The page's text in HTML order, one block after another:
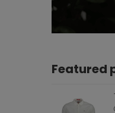
Featured